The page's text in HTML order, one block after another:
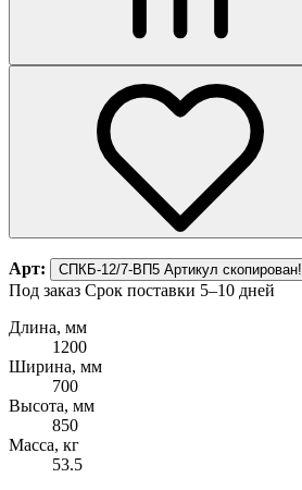
Арт: СПКБ-12/7-ВП5 Артикул скопирован!
Под заказ Срок поставки 5–10 дней
Длина, мм
1200
Ширина, мм
700
Высота, мм
850
Масса, кг
53.5